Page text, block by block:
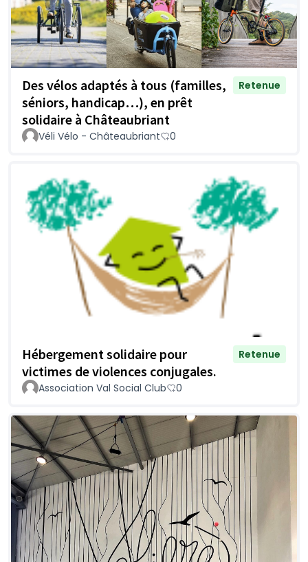
Des vélos adaptés à tous (familles,
séniors, handicap…), en prêt
solidaire à Châteaubriant
Retenue
Véli Vélo - Châteaubriant 0
Hébergement solidaire pour
victimes de violences conjugales.
Retenue
Association Val Social Club 0